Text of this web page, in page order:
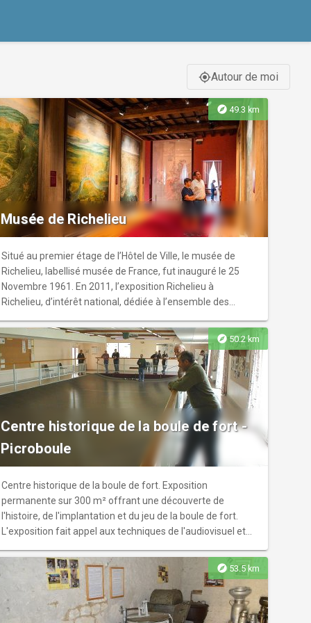
gps_fixedAutour de moi
explore 49.3 km
Musée de Richelieu
Situé au premier étage de l’Hôtel de Ville, le musée de
Richelieu, labellisé musée de France, fut inauguré le 25
Novembre 1961. En 2011, l’exposition Richelieu à
Richelieu, d’intérêt national, dédiée à l’ensemble des
l’occasion de mettre en place une nouvelle scénographie,
autour de six grands thèmes : L’effigie sculptée, La galerie
des batailles, le décor intérieur du château, Les gravures
de Jean Marot, Richelieu et l’édition, Richelieu & la cité.
explore 50.2 km
Centre historique de la boule de fort -
Picroboule
Centre historique de la boule de fort. Exposition
permanente sur 300 m² offrant une découverte de
l'histoire, de l'implantation et du jeu de la boule de fort.
L'exposition fait appel aux techniques de l'audiovisuel et
explore 53.5 km